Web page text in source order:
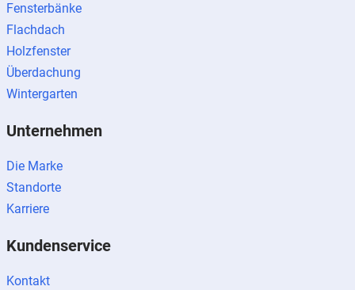
Fensterbänke
Flachdach
Holzfenster
Überdachung
Wintergarten
Unternehmen
Die Marke
Standorte
Karriere
Kundenservice
Kontakt